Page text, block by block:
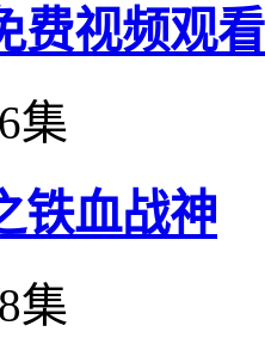
费视频观看
集
铁血战神
集